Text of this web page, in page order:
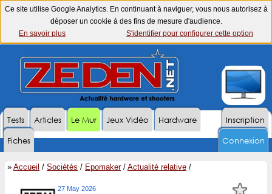
Ce site utilise Google Analytics. En continuant à naviguer, vous nous autorisez à
déposer un cookie à des fins de mesure d'audience.
En savoir plus
S'identifier pour configurer cette option
Inscription
Tests Articles Le Mur Jeux Vidéo
Hardware
Fiches
Connexion
» Accueil / Sociétés / Epomaker/ Actualité relative /
27 May 2026